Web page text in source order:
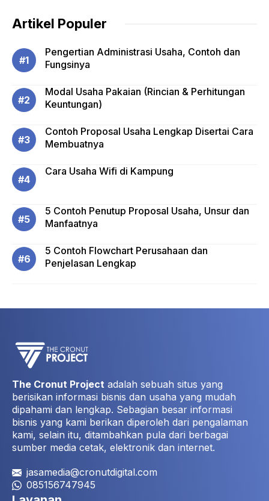
Artikel Populer
Pengertian Administrasi Usaha, Contoh dan
Fungsinya
Modal Usaha Pakaian (Rincian & Perhitungan
Keuntungan)
Contoh Proposal Usaha Lengkap Disertai Cara
Membuatnya
Cara Usaha Wifi di Kampung
5 Contoh Penutup Proposal Usaha, Unsur dan
Manfaatnya
5 Contoh Flowchart Perusahaan dan
Penjelasan Lengkap
The Cronut Project adalah sebuah situs yang
berisikan informasi bisnis dan usaha yang mudah
dipahami dan lengkap. Sebagian besar informasi
bisnis yang kami berikan diperoleh dari pengalaman
kami, selain itu, ditambahkan pula dari berbagai
sumber media cetak, elektronik dan internet.
jasamedia@cronutdigital.com
085156747945